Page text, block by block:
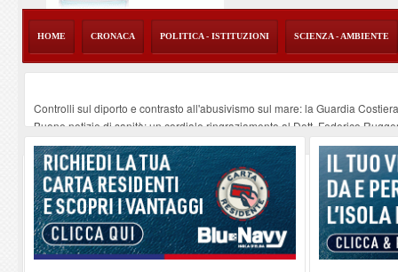
HOME CRONACA POLITICA - ISTITUZIONI SCIENZA - AMBIENTE
Controlli sul diporto e contrasto all'abusivismo sul mare: la Guardia
Buone notizie di sanità: un cordiale ringraziamento al Dott. Federico
Altiero Spinelli e Ursula Hirschmann all'Elba: riaffiora una testimonianza
Capoliveri, potenziata la pulizia dei bordi stradali -07-08-2026
Marina di Campo tra i porti interessati dal nuovo piano dell'Autorità